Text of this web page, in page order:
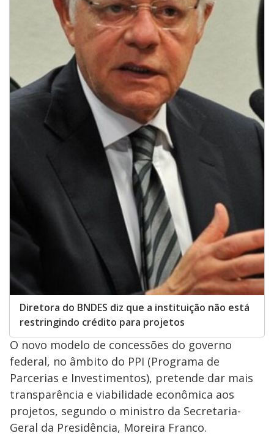
Diretora do BNDES diz que a instituição não está
restringindo crédito para projetos
O novo modelo de concessões do governo
federal, no âmbito do PPI (Programa de
Parcerias e Investimentos), pretende dar mais
transparência e viabilidade econômica aos
projetos, segundo o ministro da Secretaria-
Geral da Presidência, Moreira Franco.